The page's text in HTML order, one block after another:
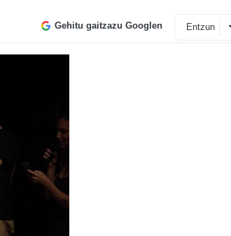
Gehitu gaitzazu Googlen Entzun